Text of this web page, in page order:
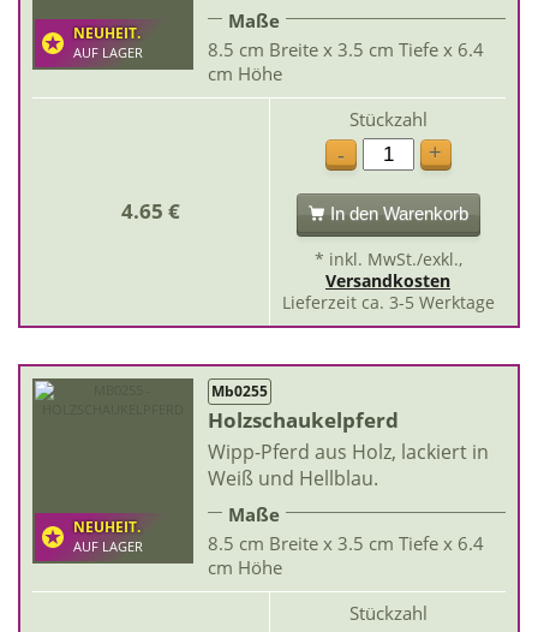
NEUHEIT.
AUF LAGER
Maße
8.5 cm Breite x 3.5 cm Tiefe x 6.4
cm Höhe
4.65 €
Stückzahl
-
+
In den Warenkorb
* inkl. MwSt./exkl.,
Versandkosten
Lieferzeit ca. 3-5 Werktage
NEUHEIT.
AUF LAGER
Mb0255
Holzschaukelpferd
Wipp-Pferd aus Holz, lackiert in
Weiß und Hellblau.
Maße
8.5 cm Breite x 3.5 cm Tiefe x 6.4
cm Höhe
Stückzahl